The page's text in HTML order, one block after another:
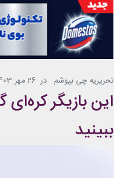
تحریریه چی بپوشم در 26 مهر 1403 - 18:31
این بازیگر
ببینید